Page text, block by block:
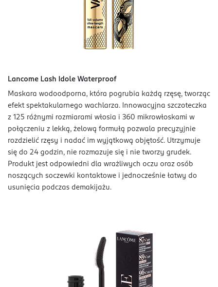
Lancome Lash Idole Waterproof
Maskara wodoodporna, która pogrubia każdą rzęsę, tworząc
efekt spektakularnego wachlarza. Innowacyjna szczoteczka
z 125 różnymi rozmiarami włosia i 360 mikrowłoskami w
połączeniu z lekką, żelową formułą pozwala precyzyjnie
rozdzielić rzęsy i nadać im wyjątkową objętość. Utrzymuje
się do 24 godzin, nie rozmazuje się i nie tworzy grudek.
Produkt jest odpowiedni dla wrażliwych oczu oraz osób
noszących soczewki kontaktowe i jednocześnie łatwy do
usunięcia podczas demakijażu.